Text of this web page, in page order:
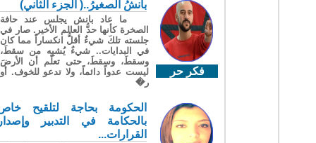
فكر حر
بانشُ الصغيرُ..( الجزء الثاني)
ما عاد بانش يجلس عند حافة
الصخرة كأنها حدُّ العالم الأخير. صار في
جلسته تلكَ شيءٌ أقلُّ انكساراً مما كان
في البدايات.. شيءٌ يُشبِه من سقطَ،
وسقطَ، وسقطَ، حتى تعلّم أن الأرضَ
ليست عدواً دائماً، ولا تدعو للخوف. أو
ر�
الحكومة بحاجة لتلقيح خاص
بالحكامة في التدبير وإصدار
القرارات...